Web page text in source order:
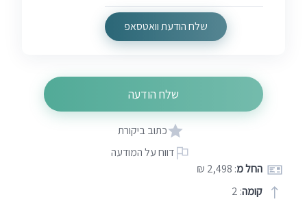
החל מ: 2,498 ₪
קומה: 2
שלח הודעת וואטסאפ
שלח הודעה
כתוב ביקורת
דווח על המודעה